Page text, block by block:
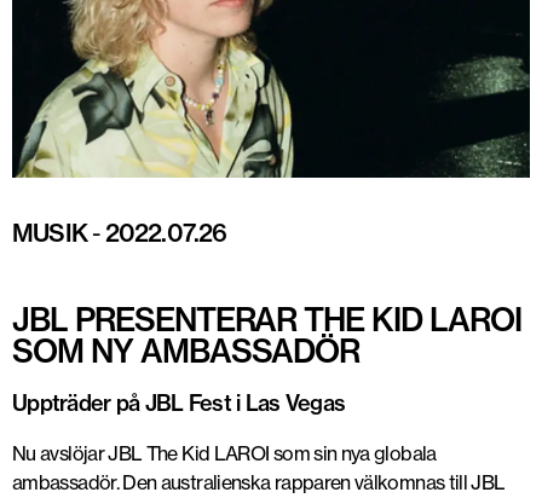
MUSIK-2022.07.26
JBL PRESENTERAR THE KID LAROI
SOM NY AMBASSADÖR
Uppträder på JBL Fest i Las Vegas
Nu avslöjar JBL The Kid LAROI som sin nya globala
ambassadör. Den australienska rapparen välkomnas till JBL